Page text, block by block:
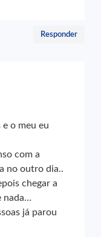
Responder
o meu eu
com a
no outro dia..
chegar a
nada…
já parou